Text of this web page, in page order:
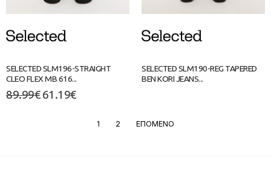
SELECTED SLM196-STRAIGHT
CLEO FLEX MB 616...
89.99€ 61.19€
SELECTED SLM190-REG TAPERED
BEN KORI JEANS...
1 2 ΕΠΟΜΕΝΟ